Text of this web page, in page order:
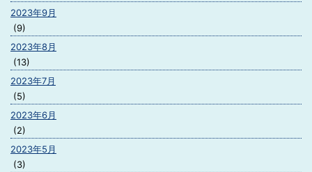
2023年9月
(9)
2023年8月
(13)
2023年7月
(5)
2023年6月
(2)
2023年5月
(3)